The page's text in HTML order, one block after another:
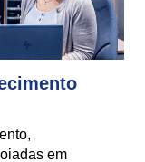
em